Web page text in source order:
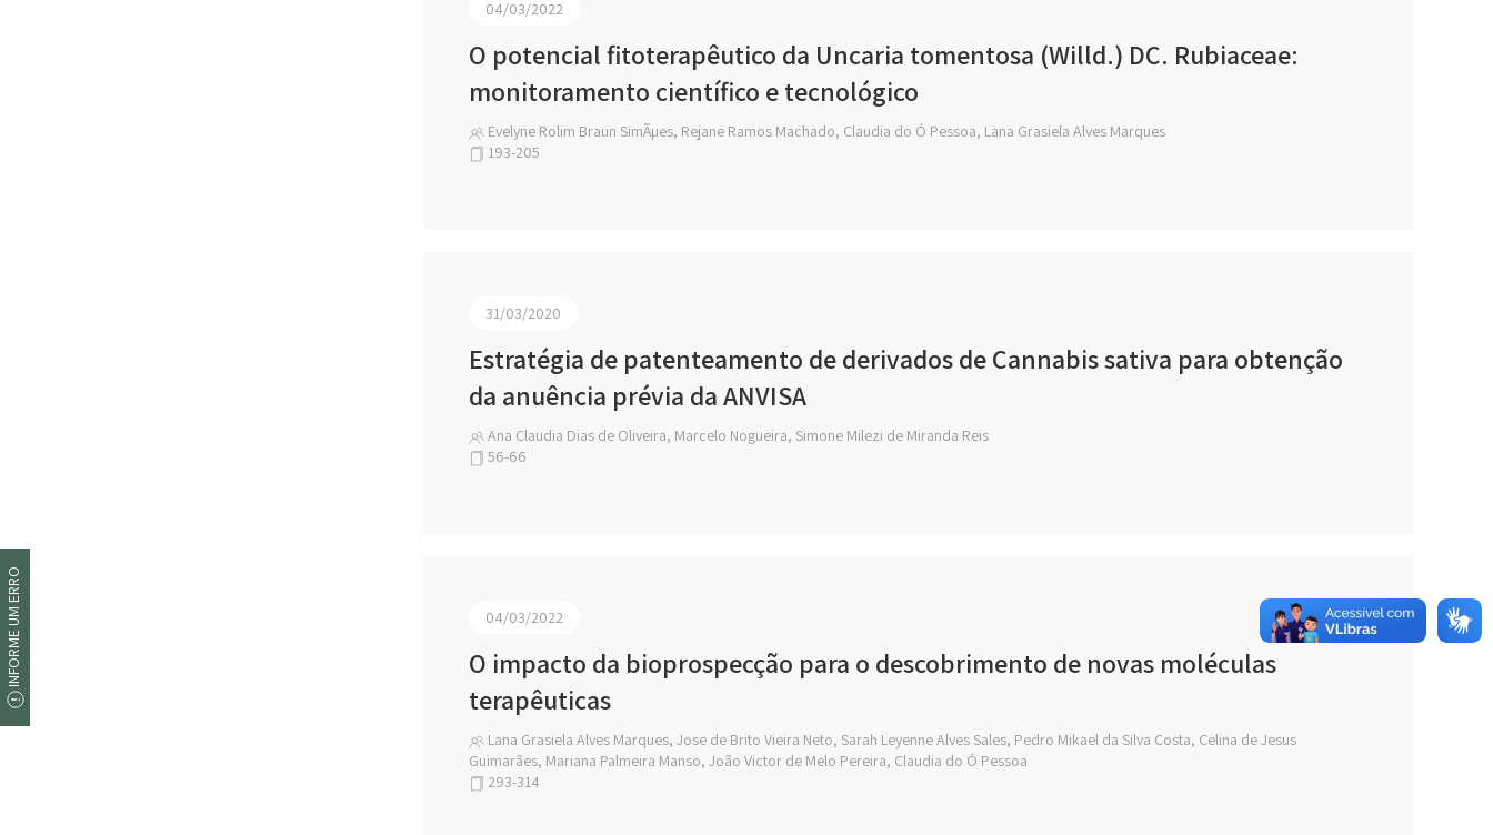
04/03/2022
O potencial fitoterapêutico da Uncaria tomentosa (Willd.) DC. Rubiaceae:
monitoramento científico e tecnológico
Evelyne Rolim Braun SimÃµes, Rejane Ramos Machado, Claudia do Ó Pessoa, Lana Grasiela Alves Marques
193-205
31/03/2020
Estratégia de patenteamento de derivados de Cannabis sativa para obtenção
da anuência prévia da ANVISA
Ana Claudia Dias de Oliveira, Marcelo Nogueira, Simone Milezi de Miranda Reis
56-66
04/03/2022
O impacto da bioprospecção para o descobrimento de novas moléculas
terapêuticas
Lana Grasiela Alves Marques, Jose de Brito Vieira Neto, Sarah Leyenne Alves Sales, Pedro Mikael da Silva Costa, Celina de Jesus
Guimarães, Mariana Palmeira Manso, João Victor de Melo Pereira, Claudia do Ó Pessoa
293-314
INFORME UM ERRO